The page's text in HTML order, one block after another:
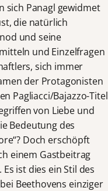
sich Panagl gewidmet
die natürlich
und seine
und Einzelfragen
sich immer
der Protagonisten
Pagliacci/Bajazzo-Titel
von Liebe und
Bedeutung des
Doch erschöpft
einem Gastbeitrag
ist dies ein Stil des
Beethovens einziger